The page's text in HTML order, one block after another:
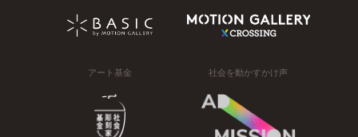
アート基金 社会を動かすかけ声